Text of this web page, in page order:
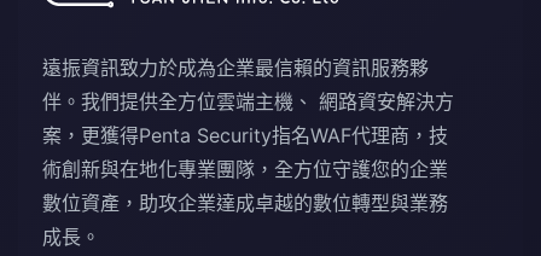
遠振資訊致力於成為企業最信賴的資訊服務夥
伴。我們提供全方位雲端主機、 網路資安解決方
案，更獲得Penta Security指名WAF代理商，技
術創新與在地化專業團隊，全方位守護您的企業
數位資產，助攻企業達成卓越的數位轉型與業務
成長。